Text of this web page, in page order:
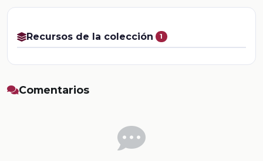
Recursos de la colección 1
Comentarios